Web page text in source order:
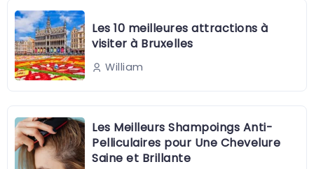
Les 10 meilleures attractions à
visiter à Bruxelles
William
Les Meilleurs Shampoings Anti-
Pelliculaires pour Une Chevelure
Saine et Brillante